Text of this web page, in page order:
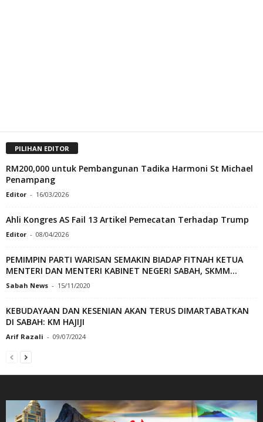
PILIHAN EDITOR
RM200,000 untuk Pembangunan Tadika Harmoni St Michael
Penampang
Editor - 16/03/2026
Ahli Kongres AS Fail 13 Artikel Pemecatan Terhadap Trump
Editor - 08/04/2026
PEMIMPIN PARTI WARISAN SEMAKIN BIADAP FITNAH KETUA
MENTERI DAN MENTERI KABINET NEGERI SABAH, SKMM...
Sabah News - 15/11/2020
KEBUDAYAAN DAN KESENIAN AKAN TERUS DIMARTABATKAN
DI SABAH: KM HAJIJI
Arif Razali - 09/07/2024